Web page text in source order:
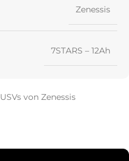
Zenessis
7STARS – 12Ah
USVs von Zenessis